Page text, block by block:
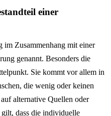
einer
im Zusammenhang mit einer
genannt. Besonders die
Sie kommt vor allem in
die wenig oder keinen
alternative Quellen oder
dass die individuelle